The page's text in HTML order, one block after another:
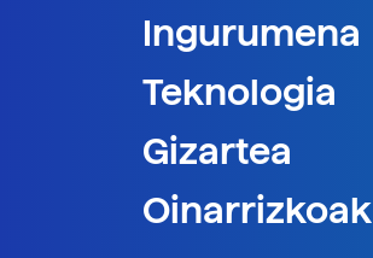
Ingurumena
Teknologia
Gizartea
Oinarrizkoak